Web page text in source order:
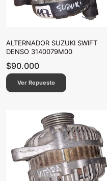
ALTERNADOR SUZUKI SWIFT
DENSO 3140079M00
$90.000
Ver Repuesto